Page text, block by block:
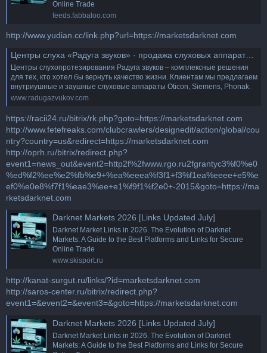
Online Trade
feeds.fabbaloo.com
http://www.yudian.cc/link.php?url=https://marketsdarknet.com
Центры слуха «Радуга звуков» - продажа слуховых аппаратов в Москве и регионах России
Центры слухопротезирования Радуга звуков – комплексные решения
для тех, кто хотел бы вернуть качество жизни. Клиентам мы предлагаем
внутриушные и заушные слуховые аппараты Oticon, Siemens, Phonak.
www.radugazvukov.com
https://racii24.ru/bitrix/rk.php?goto=https://marketsdarknet.com
http://www.fetefreaks.com/clubcrawlers/designedit/action/global/cou
ntry?country=us&redirect=https://marketsdarknet.com
http://oprh.ru/bitrix/redirect.php?
event1=news_out&event2=http2f%2fwww.rgo.ru2fgrantyc3%f0%e0
%ed%f2%ee%e2%fb%e9+%ea%eeea%f3f1+f3%f1ea%eeee+e5%e
ef0%e0e8%f7f1%eae3%ee+e1%f9f1%f2e0+-2015&goto=https://ma
rketsdarknet.com
Darknet Markets 2026 [Links Updated July]
Darknet Market Links in 2026. The Evolution of Darknet
Markets: A Guide to the Best Platforms and Links for Secure
Online Trade
www.skisport.ru
http://kanat-surgut.ru/links/?id=marketsdarknet.com
http://saros-center.ru/bitrix/redirect.php?
event1=&event2=&event3=&goto=https://marketsdarknet.com
Darknet Markets 2026 [Links Updated July]
Darknet Market Links in 2026. The Evolution of Darknet
Markets: A Guide to the Best Platforms and Links for Secure